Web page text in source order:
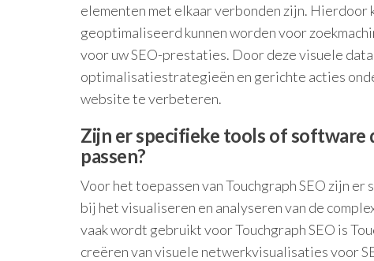
elementen met elkaar verbonden zijn.
geoptimaliseerd kunnen worden voor
voor uw SEO-prestaties. Door deze visuele
optimalisatiestrategieën en gerichte acties
website te verbeteren.
Zijn er specifieke tools of software
passen?
Voor het toepassen van Touchgraph SEO zijn
bij het visualiseren en analyseren van de
vaak wordt gebruikt voor Touchgraph SEO is
creëren van visuele netwerkvisualisaties voor